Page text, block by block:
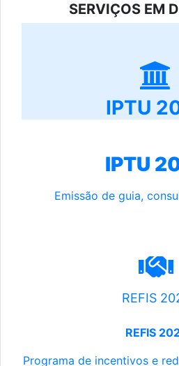
SERVIÇOS EM
IPTU
IPTU
Emissão de guia,
REFIS
REFIS
Programa de incentivos e